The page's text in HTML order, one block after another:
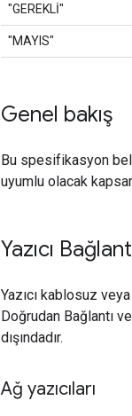
"GEREKLİ"
"MAYIS"
Genel bakış
Bu spesifikasyon
uyumlu olacak
Yazıcı
Yazıcı kablosuz
Doğrudan Bağlantı
dışındadır.
Ağ yazıcıları